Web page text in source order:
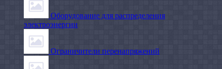
Оборудование для распределения
электроэнергии
Ограничители перенапряжений